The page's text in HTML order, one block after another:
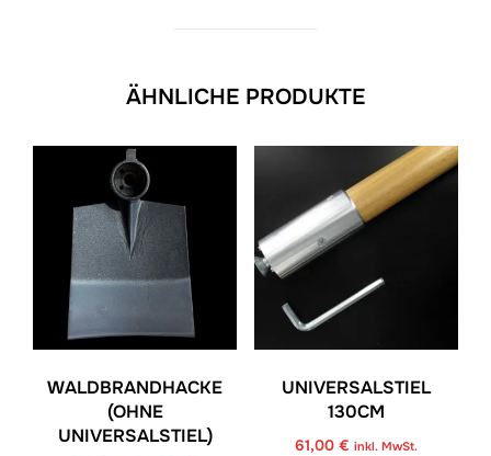
ÄHNLICHE PRODUKTE
WALDBRANDHACKE
(OHNE
UNIVERSALSTIEL)
UNIVERSALSTIEL
130CM
61,00 € inkl. MwSt.